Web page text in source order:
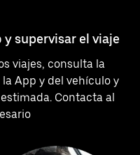
supervisar el viaje
viajes, consulta la
App y del vehículo y
Contacta al